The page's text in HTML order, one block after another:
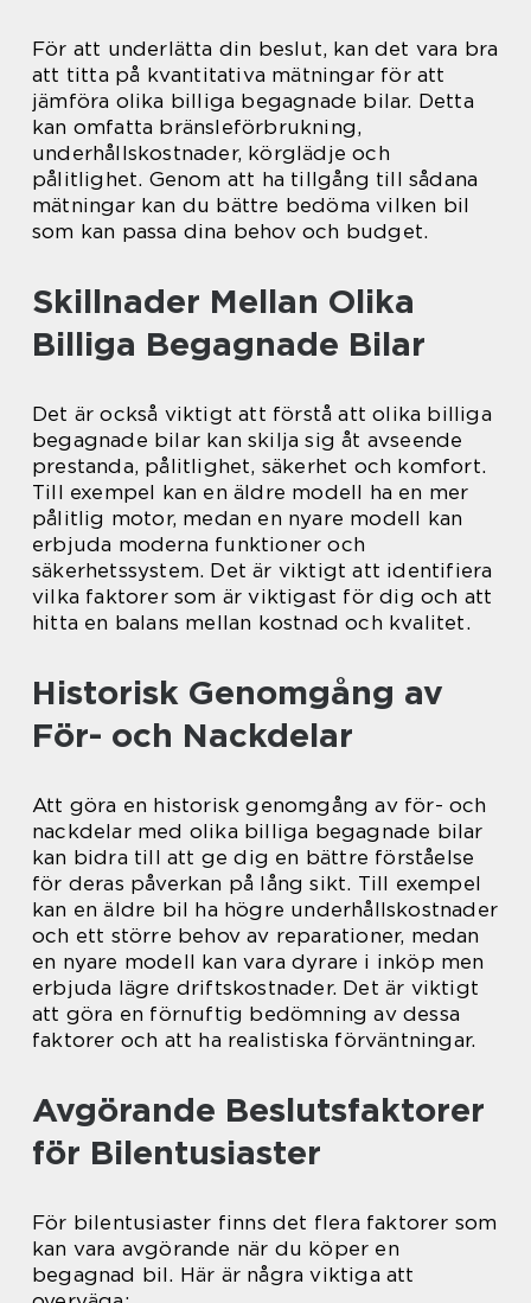
För att underlätta din beslut, kan det vara bra
att titta på kvantitativa mätningar för att
jämföra olika billiga begagnade bilar. Detta
kan omfatta bränsleförbrukning,
underhållskostnader, körglädje och
pålitlighet. Genom att ha tillgång till sådana
mätningar kan du bättre bedöma vilken bil
som kan passa dina behov och budget.
Skillnader Mellan Olika
Billiga Begagnade Bilar
Det är också viktigt att förstå att olika billiga
begagnade bilar kan skilja sig åt avseende
prestanda, pålitlighet, säkerhet och komfort.
Till exempel kan en äldre modell ha en mer
pålitlig motor, medan en nyare modell kan
erbjuda moderna funktioner och
säkerhetssystem. Det är viktigt att identifiera
vilka faktorer som är viktigast för dig och att
hitta en balans mellan kostnad och kvalitet.
Historisk Genomgång av
För- och Nackdelar
Att göra en historisk genomgång av för- och
nackdelar med olika billiga begagnade bilar
kan bidra till att ge dig en bättre förståelse
för deras påverkan på lång sikt. Till exempel
kan en äldre bil ha högre underhållskostnader
och ett större behov av reparationer, medan
en nyare modell kan vara dyrare i inköp men
erbjuda lägre driftskostnader. Det är viktigt
att göra en förnuftig bedömning av dessa
faktorer och att ha realistiska förväntningar.
Avgörande Beslutsfaktorer
för Bilentusiaster
För bilentusiaster finns det flera faktorer som
kan vara avgörande när du köper en
begagnad bil. Här är några viktiga att